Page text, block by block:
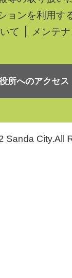
ョンを利用す
て
メンテ
所へのアクセス
Sanda City.All